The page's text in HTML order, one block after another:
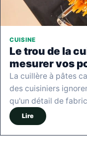
CUISINE
Le trou de la
mesurer vos
La cuillère à pâtes
des cuisiniers
qu'un détail de
Lire